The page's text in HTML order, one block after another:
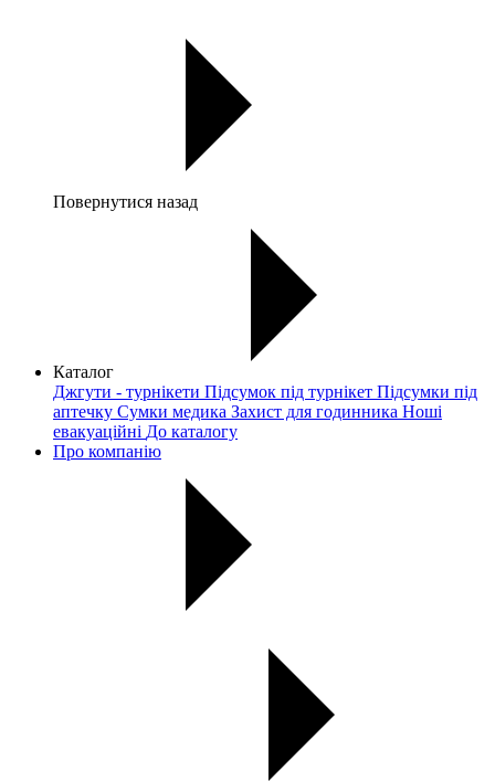
Повернутися назад
Каталог
Джгути - турнікети Підсумок під турнікет Підсумки під
аптечку Сумки медика Захист для годинника Ноші
евакуаційні До каталогу
Про компанію